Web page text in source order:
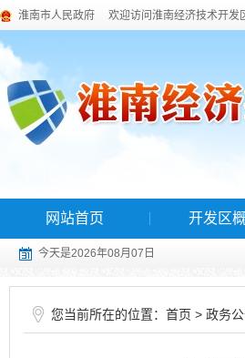
淮南市人民政府 欢迎访问淮南经济技术开发
网站首页 开发区
今天是2026年08月07日
您当前所在的位置： 首页 > 政务